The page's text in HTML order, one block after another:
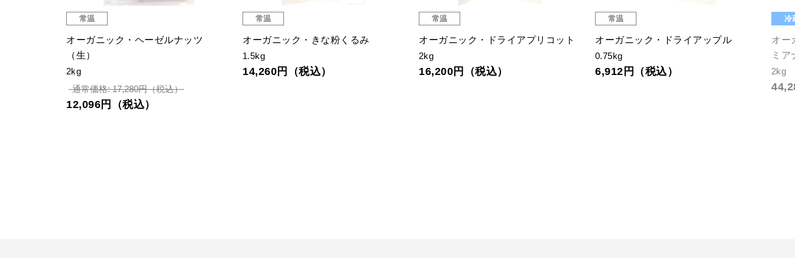
常温
オーガニック・ヘーゼルナッツ
（生）
2kg
通常価格: 17,280円（税込）
12,096円（税込）
常温
オーガニック・きな粉くるみ
1.5kg
14,260円（税込）
常温
オーガニック・ドライアプリコット
2kg
16,200円（税込）
常温
オーガニック・ドライアップル
0.75kg
6,912円（税込）
冷
オー
ミア
2kg